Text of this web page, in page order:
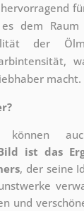
dem Raum
der
macht.
können
ist das
, der seine
und